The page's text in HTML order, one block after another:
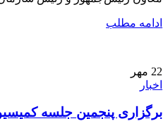
ادامه مطلب
22 مهر
اخبار
برگزاری پنجمین جلسه